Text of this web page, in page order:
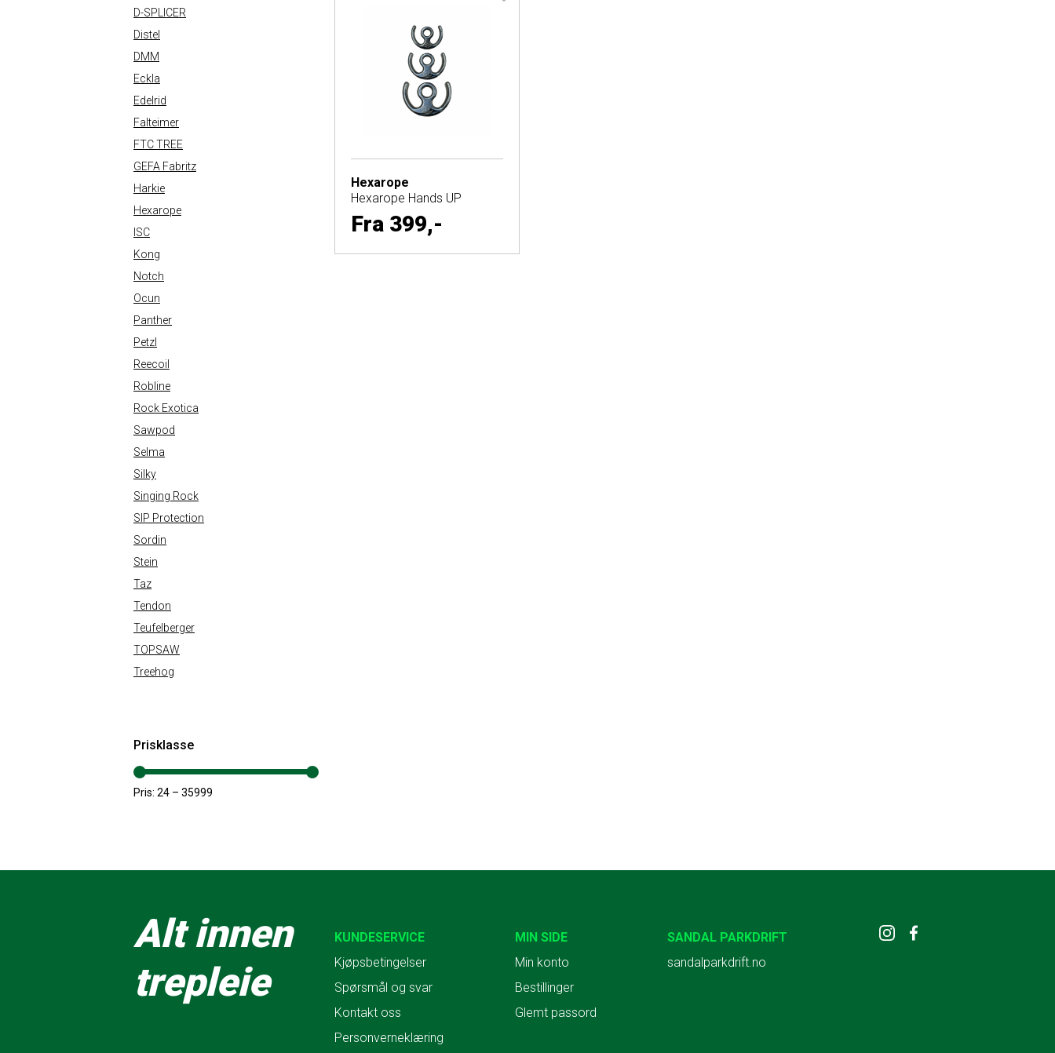
D-SPLICER
Distel
DMM
Eckla
Edelrid
Falteimer
FTC TREE
GEFA Fabritz
Harkie
Hexarope
ISC
Kong
Notch
Ocun
Panther
Petzl
Reecoil
Robline
Rock Exotica
Sawpod
Selma
Silky
Singing Rock
SIP Protection
Sordin
Stein
Taz
Tendon
Teufelberger
TOPSAW
Treehog
Prisklasse
Pris: 24 – 35999
Hexarope
Hexarope Hands UP
Fra 399,-
Alt innen
trepleie
KUNDESERVICE
Kjøpsbetingelser
Spørsmål og svar
Kontakt oss
Personverneklæring
MIN SIDE
Min konto
Bestillinger
Glemt passord
SANDAL PARKDRIFT
sandalparkdrift.no